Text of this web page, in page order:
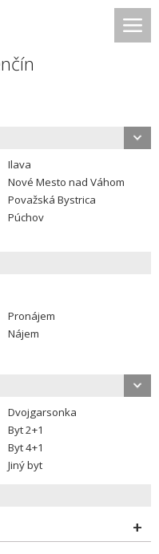
Ilava
Nové Mesto nad Váhom
Považská Bystrica
Púchov
Pronájem
Nájem
Dvojgarsonka
Byt 2+1
Byt 4+1
Jiný byt